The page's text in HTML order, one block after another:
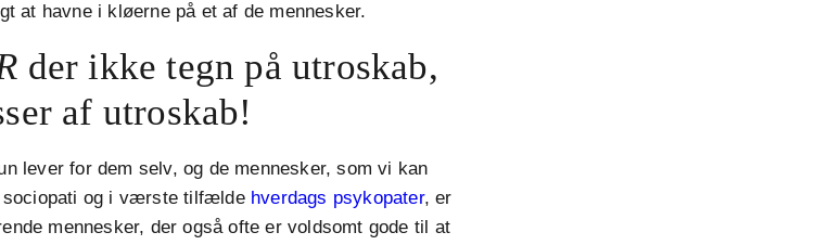
at havne i kløerne på et af de mennesker.
der ikke tegn på utroskab,
af utroskab!
lever for dem selv, og de mennesker, som vi kan
sociopati og i værste tilfælde hverdags psykopater, er
mennesker, der også ofte er voldsomt gode til at